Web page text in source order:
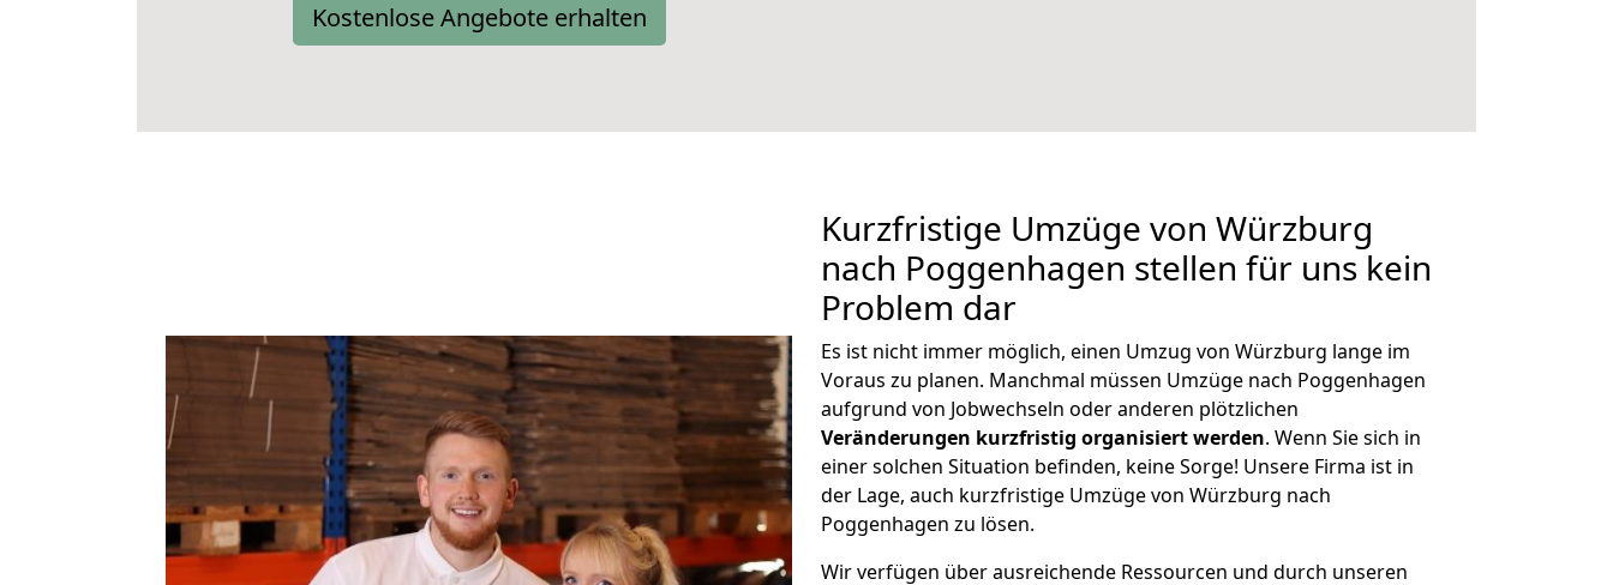
Kostenlose Angebote erhalten
Kurzfristige Umzüge von Würzburg
nach Poggenhagen stellen für uns kein
Problem dar
Es ist nicht immer möglich, einen Umzug von Würzburg lange im
Voraus zu planen. Manchmal müssen Umzüge nach Poggenhagen
aufgrund von Jobwechseln oder anderen plötzlichen
Veränderungen kurzfristig organisiert werden. Wenn Sie sich in
einer solchen Situation befinden, keine Sorge! Unsere Firma ist in
der Lage, auch kurzfristige Umzüge von Würzburg nach
Poggenhagen zu lösen.
Wir verfügen über ausreichende Ressourcen und durch unseren